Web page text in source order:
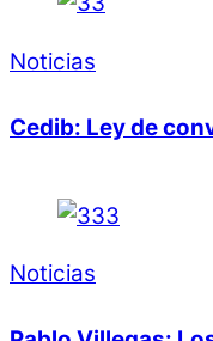
Noticias
Cedib: Ley de
Noticias